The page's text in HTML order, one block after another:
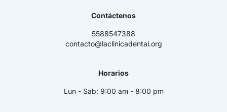
Casos dentales complejos
Plan de tratamiento dental por etapas
Contáctenos
5588547388
contacto@laclinicadental.org
Horarios
Lun - Sab: 9:00 am - 8:00 pm